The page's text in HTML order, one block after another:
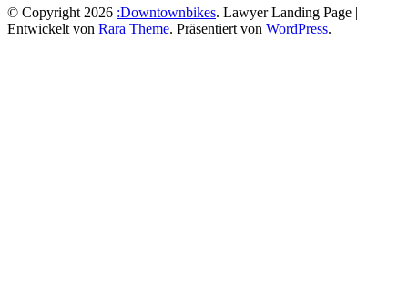
© Copyright 2026 :Downtownbikes. Lawyer Landing Page |
Entwickelt von Rara Theme. Präsentiert von WordPress.